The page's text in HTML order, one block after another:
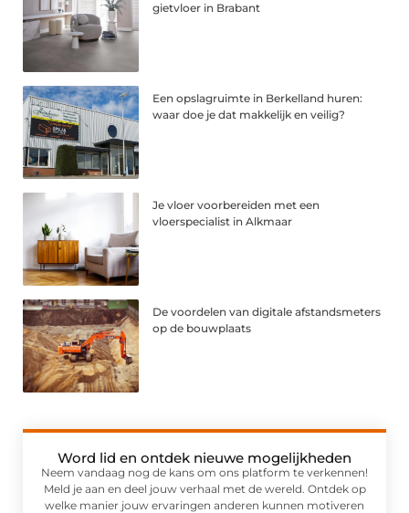
gietvloer in Brabant
Een opslagruimte in Berkelland huren:
waar doe je dat makkelijk en veilig?
Je vloer voorbereiden met een
vloerspecialist in Alkmaar
De voordelen van digitale afstandsmeters
op de bouwplaats
Word lid en ontdek nieuwe mogelijkheden
Neem vandaag nog de kans om ons platform te verkennen!
Meld je aan en deel jouw verhaal met de wereld. Ontdek op
welke manier jouw ervaringen anderen kunnen motiveren